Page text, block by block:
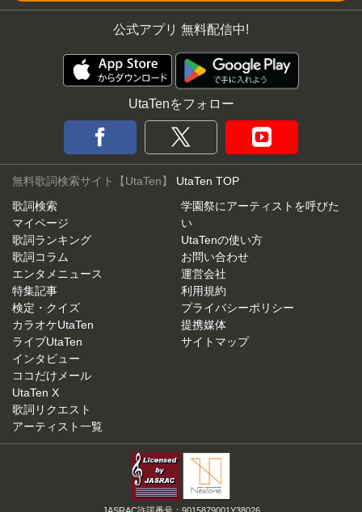
公式アプリ 無料配信中!
UtaTenをフォロー
無料歌詞検索サイト【UtaTen】 UtaTen TOP
歌詞検索
マイページ
歌詞ランキング
歌詞コラム
エンタメニュース
特集記事
検定・クイズ
カラオケUtaTen
ライブUtaTen
インタビュー
ココだけメール
UtaTen X
歌詞リクエスト
アーティスト一覧
学園祭にアーティストを呼びた
い
UtaTenの使い方
お問い合わせ
運営会社
利用規約
プライバシーポリシー
提携媒体
サイトマップ